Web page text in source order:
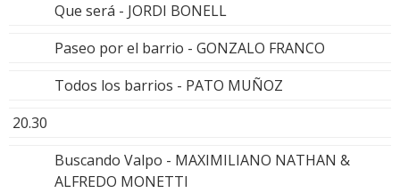
Que será - JORDI BONELL
Paseo por el barrio - GONZALO FRANCO
Todos los barrios - PATO MUÑOZ
20.30
Buscando Valpo - MAXIMILIANO NATHAN &
ALFREDO MONETTI